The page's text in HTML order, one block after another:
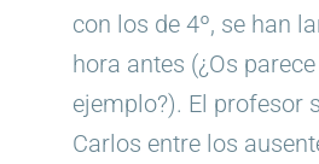
con los de 4º, se han
hora antes (¿Os
ejemplo?). El profesor
Carlos entre los